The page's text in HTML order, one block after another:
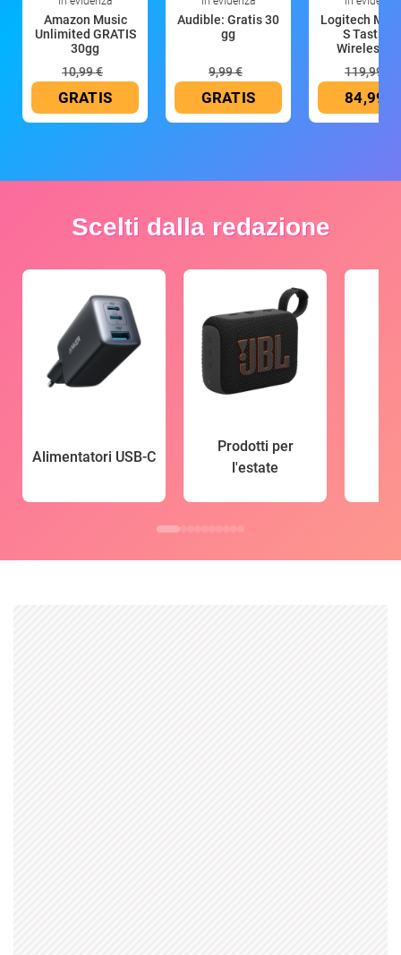
Amazon Music
Unlimited GRATIS
30gg
10,99 €
GRATIS
Audible: Gratis 30
gg
9,99 €
GRATIS
Logitech MX
S Tastiera
Wireless
119,99 €
84,99 €
Scelti dalla redazione
Alimentatori USB-C
Prodotti per
l'estate